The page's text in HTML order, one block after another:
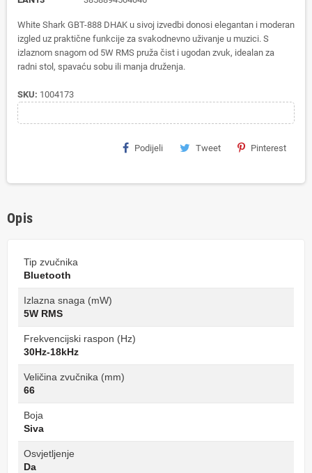
White Shark GBT-888 DHAK u sivoj izvedbi donosi elegantan i moderan
izgled uz praktične funkcije za svakodnevno uživanje u muzici. S
izlaznom snagom od 5W RMS pruža čist i ugodan zvuk, idealan za
radni stol, spavaću sobu ili manja druženja.
SKU: 1004173
Podijeli Tweet Pinterest
Opis
Tip zvučnika
Bluetooth
Izlazna snaga (mW)
5W RMS
Frekvencijski raspon (Hz)
30Hz-18kHz
Veličina zvučnika (mm)
66
Boja
Siva
Osvjetljenje
Da